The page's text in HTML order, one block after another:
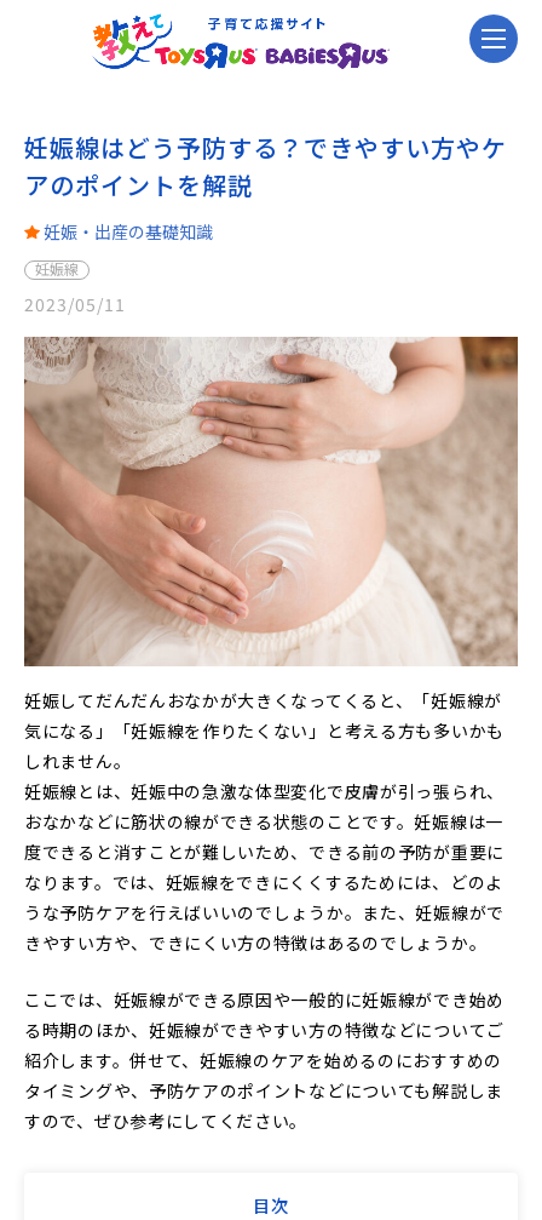
妊娠線はどう予防する？できやすい方やケ
アのポイントを解説
妊娠・出産の基礎知識
妊娠線
2023/05/11
妊娠してだんだんおなかが大きくなってくると、「妊娠線が
気になる」「妊娠線を作りたくない」と考える方も多いかも
しれません。
妊娠線とは、妊娠中の急激な体型変化で皮膚が引っ張られ、
おなかなどに筋状の線ができる状態のことです。妊娠線は一
度できると消すことが難しいため、できる前の予防が重要に
なります。では、妊娠線をできにくくするためには、どのよ
うな予防ケアを行えばいいのでしょうか。また、妊娠線がで
きやすい方や、できにくい方の特徴はあるのでしょうか。
ここでは、妊娠線ができる原因や一般的に妊娠線ができ始め
る時期のほか、妊娠線ができやすい方の特徴などについてご
紹介します。併せて、妊娠線のケアを始めるのにおすすめの
タイミングや、予防ケアのポイントなどについても解説しま
すので、ぜひ参考にしてください。
目次